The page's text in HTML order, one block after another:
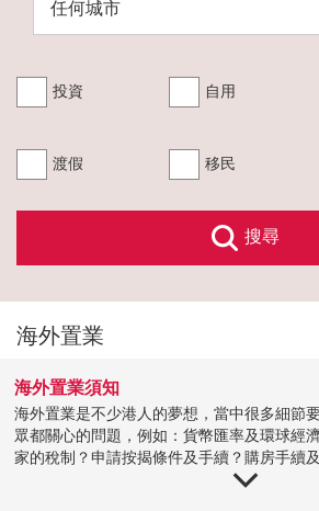
我的心水
關於我們
業主委託及發展商合作
中原地產代理(海外)有限公司
本網頁所提供資料僅作參考用途。
漏而引致任何不便或損失，中原地
(海外)概不負責。
投資 自用
渡假 移民
搜尋
海外置業
海外置業須知
海外置業是不少港人的夢想，當中很多細節
眾都關心的問題，例如：貨幣匯率及環球經
家的稅制？申請按揭條件及手續？購房手續
我們會定期舉辦講座，講解最新市場資訊。